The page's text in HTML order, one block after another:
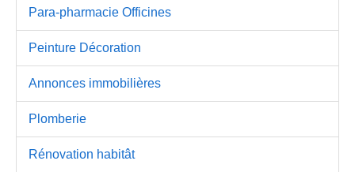
Para-pharmacie Officines
Peinture Décoration
Annonces immobilières
Plomberie
Rénovation habitât